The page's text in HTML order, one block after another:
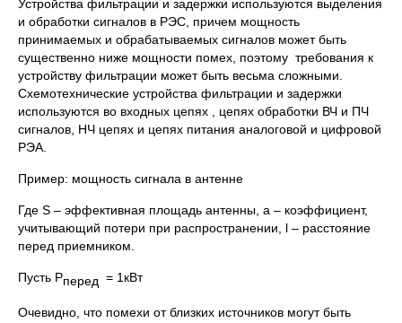
Устройства фильтрации и задержки используются выделения
и обработки сигналов в РЭС, причем мощность
принимаемых и обрабатываемых сигналов может быть
существенно ниже мощности помех, поэтому требования к
устройству фильтрации может быть весьма сложными.
Схемотехнические устройства фильтрации и задержки
используются во входных цепях , цепях обработки ВЧ и ПЧ
сигналов, НЧ цепях и цепях питания аналоговой и цифровой
РЭА.
Пример: мощность сигнала в антенне
Где S – эффективная площадь антенны, а – коэффициент,
учитывающий потери при распространении, l – расстояние
перед приемником.
Пусть Рперед = 1кВт
Очевидно, что помехи от близких источников могут быть